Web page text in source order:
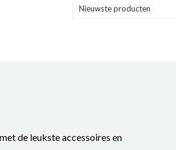
Nieuwste producten
de leukste accessoires en